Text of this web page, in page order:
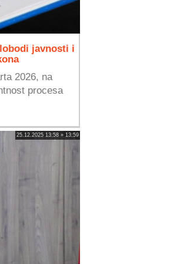
javnosti i
2026, na
procesa
25.12.2025 13:58 » 13:59